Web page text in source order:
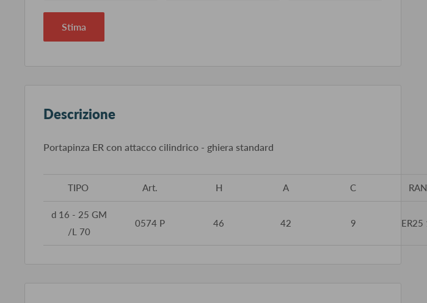
Stima
Descrizione
Portapinza ER con attacco cilindrico - ghiera standard
TIPO Art. H A C
d 16 - 25 GM
/L 70
0574 P 46 42 9